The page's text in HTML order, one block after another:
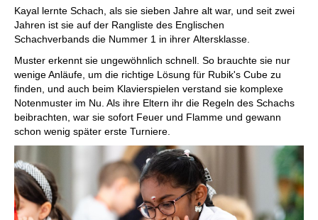
Kayal lernte Schach, als sie sieben Jahre alt war, und seit zwei
Jahren ist sie auf der Rangliste des Englischen
Schachverbands die Nummer 1 in ihrer Altersklasse.
Muster erkennt sie ungewöhnlich schnell. So brauchte sie nur
wenige Anläufe, um die richtige Lösung für Rubik's Cube zu
finden, und auch beim Klavierspielen verstand sie komplexe
Notenmuster im Nu. Als ihre Eltern ihr die Regeln des Schachs
beibrachten, war sie sofort Feuer und Flamme und gewann
schon wenig später erste Turniere.